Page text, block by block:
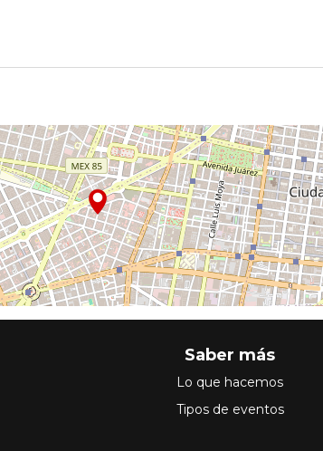
Saber más
Lo que hacemos
Tipos de eventos